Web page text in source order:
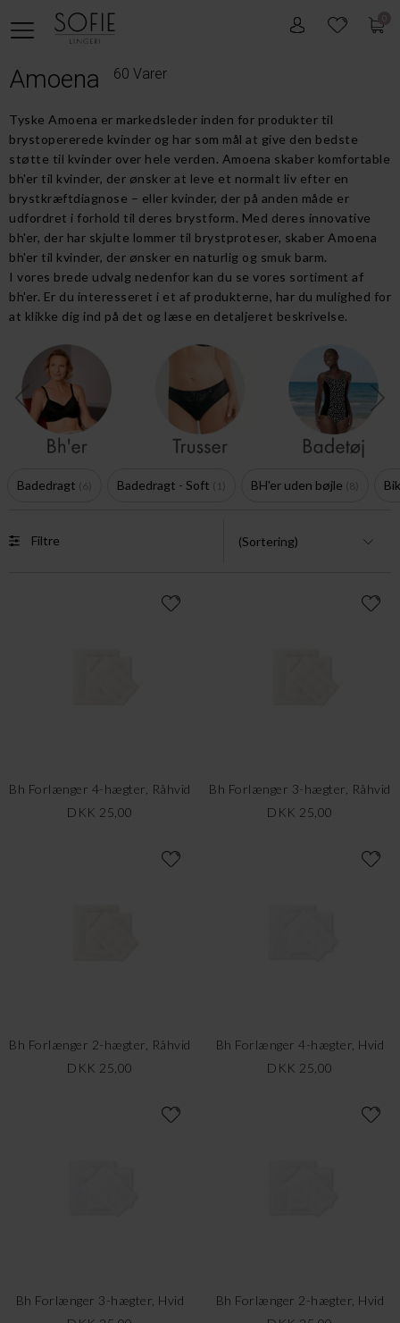
Amoena 60 Varer
Tyske Amoena er markedsleder inden for produkter til
brystopererede kvinder og har som mål at give den bedste
støtte til kvinder over hele verden. Amoena skaber komfortable
bh'er til kvinder, der ønsker at leve et normalt liv efter en
brystkræftdiagnose – eller kvinder, der på anden måde er
udfordret i forhold til deres brystform. Med deres innovative
bh'er, der har skjulte lommer til brystproteser, skaber Amoena
bh'er til kvinder, der ønsker en naturlig og smuk barm.
I vores brede udvalg nedenfor kan du se vores sortiment af
bh'er. Er du interesseret i et af produkterne, har du mulighed for
at klikke dig ind på det og læse en detaljeret beskrivelse.
Badedragt 6 Badedragt - Soft 1 BH'er uden bøjle 8
Filtre
Bh Forlænger 4-hægter, Råhvid
DKK 25,00
Bh Forlænger 3-hægter, Råhvid
DKK 25,00
Bh Forlænger 2-hægter, Råhvid
DKK 25,00
Bh Forlænger 4-hægter, Hvid
DKK 25,00
Bh Forlænger 3-hægter, Hvid
Bh Forlænger 2-hægter, Hvid